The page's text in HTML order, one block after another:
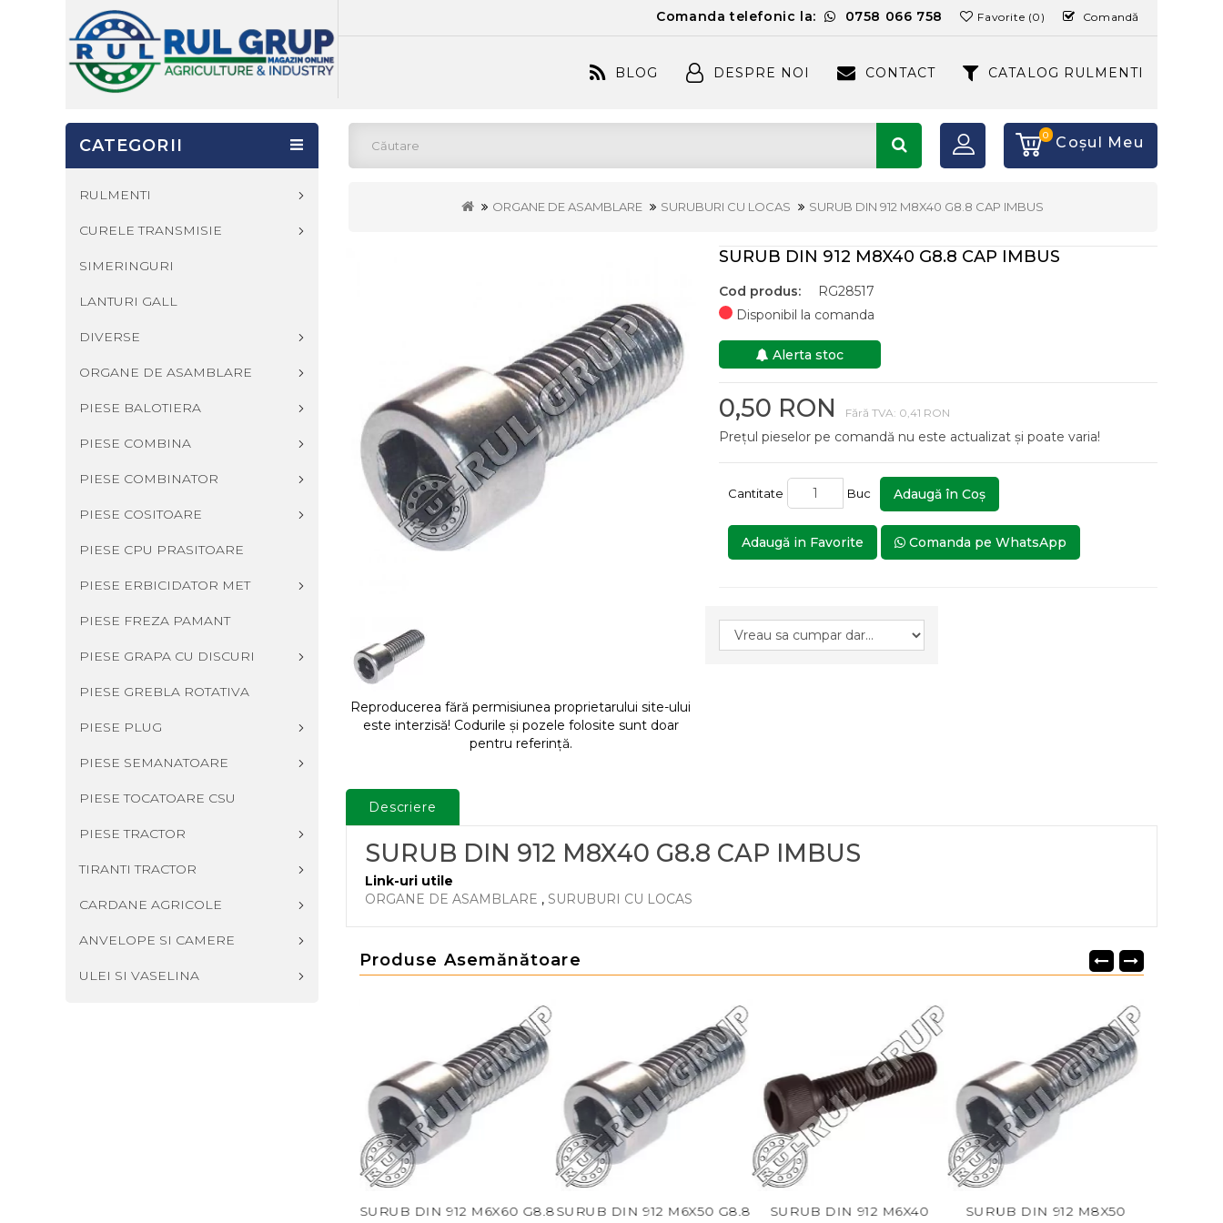
Comanda telefonic la: 0758 066 758 Favorite (0) Comandă
BLOG DESPRE NOI CONTACT CATALOG RULMENTI
0 Coşul Meu
ORGANE DE ASAMBLARE SURUBURI CU LOCAS SURUB DIN 912 M8X40 G8.8 CAP IMBUS
CATEGORII
RULMENTI
CURELE TRANSMISIE
SIMERINGURI
LANTURI GALL
DIVERSE
ORGANE DE ASAMBLARE
PIESE BALOTIERA
PIESE COMBINA
PIESE COMBINATOR
PIESE COSITOARE
PIESE CPU PRASITOARE
PIESE ERBICIDATOR MET
PIESE FREZA PAMANT
PIESE GRAPA CU DISCURI
PIESE GREBLA ROTATIVA
PIESE PLUG
PIESE SEMANATOARE
PIESE TOCATOARE CSU
PIESE TRACTOR
TIRANTI TRACTOR
CARDANE AGRICOLE
ANVELOPE SI CAMERE
ULEI SI VASELINA
Reproducerea fără permisiunea proprietarului site-ului
este interzisă! Codurile și pozele folosite sunt doar
pentru referință.
SURUB DIN 912 M8X40 G8.8 CAP IMBUS
Cod produs:
RG28517
Disponibil la comanda
Alerta stoc
0,50 RON Fără TVA: 0,41 RON
Prețul pieselor pe comandă nu este actualizat și poate varia!
Cantitate Buc Adaugă în Coş
Adaugă in Favorite Comanda pe WhatsApp
Descriere
SURUB DIN 912 M8X40 G8.8 CAP IMBUS
Link-uri utile
ORGANE DE ASAMBLARE , SURUBURI CU LOCAS
Produse Asemănătoare
SURUB DIN 912 M6X60 G8.8SURUB DIN 912 M6X50 G8.8
SURUB DIN 912 M6X40
SURUB DIN 912 M8X50
SURUB DIN 912 M6X60